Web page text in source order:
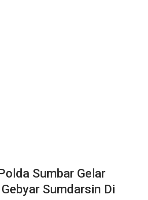
Sumbar Gelar
Sumdarsin Di